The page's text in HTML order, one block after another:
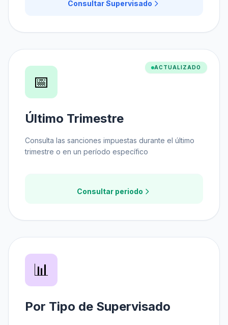
Consultar Supervisado
ACTUALIZADO
📅
Último Trimestre
Consulta las sanciones impuestas durante el último
trimestre o en un período específico
Consultar periodo
📊
Por Tipo de Supervisado